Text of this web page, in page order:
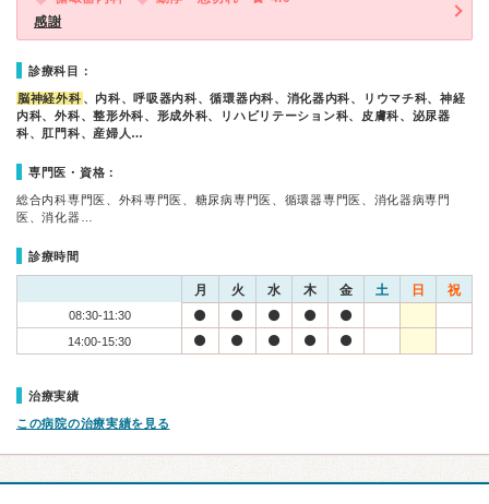
感謝
診療科目：
脳神経外科 、内科、呼吸器内科、循環器内科、消化器内科、リウマチ科、神経
内科、外科、整形外科、形成外科、リハビリテーション科、皮膚科、泌尿器
科、肛門科、産婦人…
専門医・資格：
総合内科専門医、外科専門医、糖尿病専門医、循環器専門医、消化器病専門
医、消化器…
診療時間
月 火 水 木 金 土 日 祝
08:30-11:30
14:00-15:30
治療実績
この病院の治療実績を見る